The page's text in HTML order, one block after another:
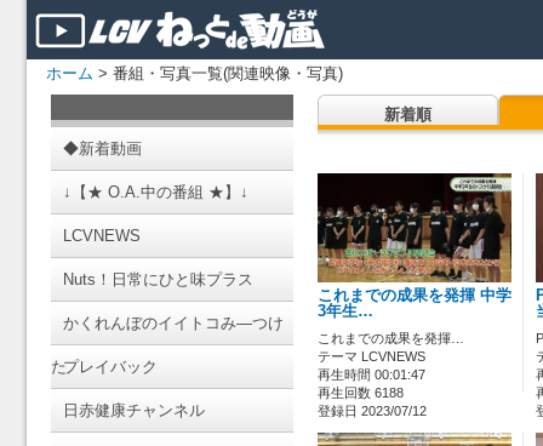
ホーム > 番組・写真一覧(関連映像・写真)
◆新着動画
↓【★ O.A.中の番組 ★】↓
LCVNEWS
Nuts！日常にひと味プラス
かくれんぼのイイトコみ―つけ
たプレイバック
日赤健康チャンネル
新着順
これまでの成果を発揮 中学
3年生…
これまでの成果を発揮…
テーマ LCVNEWS
再生時間 00:01:47
再生回数 6188
登録日 2023/07/12